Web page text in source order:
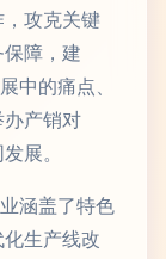
攻克关键
障，建
中的痛点、
产销对
展。
涵盖了特色
生产线改